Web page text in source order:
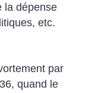
la dépense
etc.
par
quand le